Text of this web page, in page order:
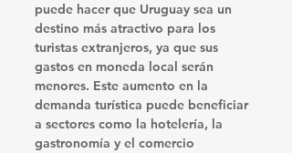
puede hacer que Uruguay sea un
destino más atractivo para los
turistas extranjeros, ya que sus
gastos en moneda local serán
menores. Este aumento en la
demanda turística puede beneficiar
a sectores como la hotelería, la
gastronomía y el comercio